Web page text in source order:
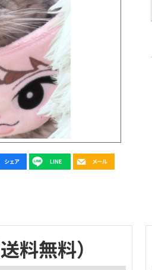
送料無料）